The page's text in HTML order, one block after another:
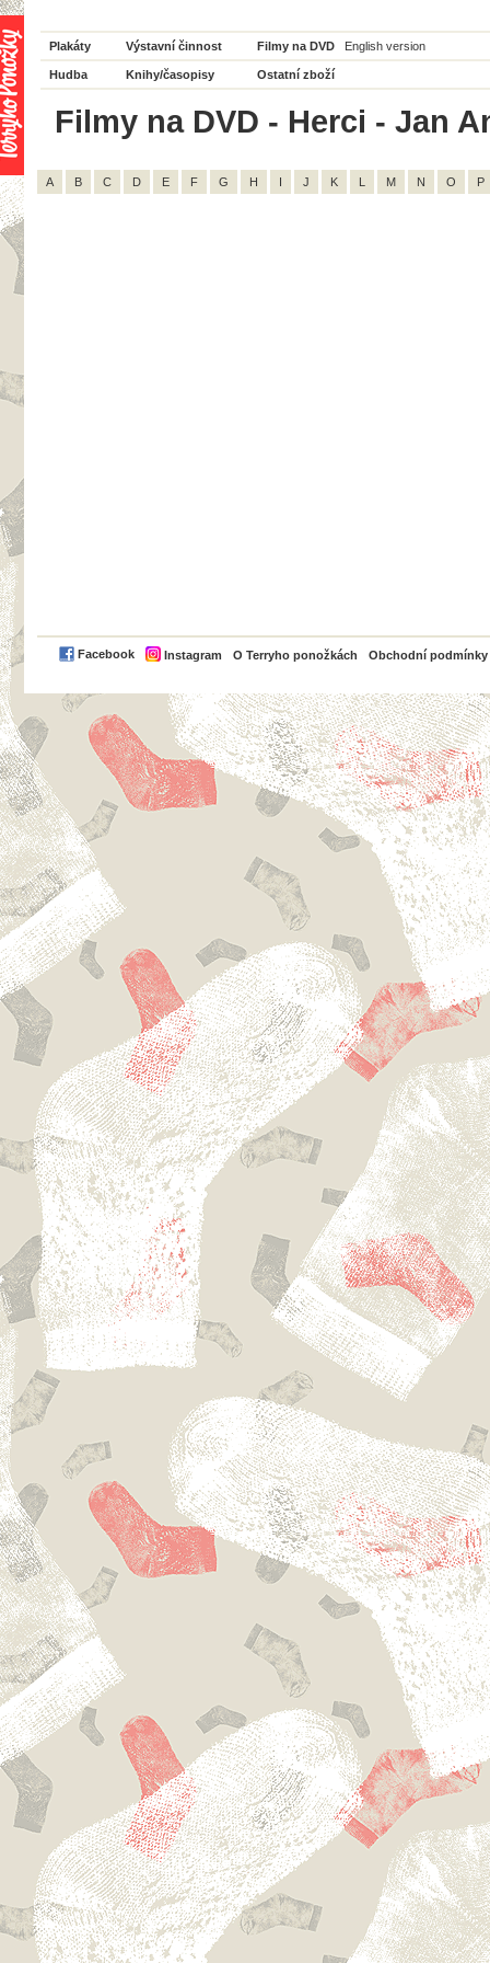
Plakáty Výstavní činnost Filmy na DVD English version
Hudba Knihy/časopisy Ostatní zboží
Filmy na DVD - Herci - Jan
A B C D E F G H I J K L M N O P
Facebook Instagram O Terryho ponožkách Obchodní podmínky
PayPal